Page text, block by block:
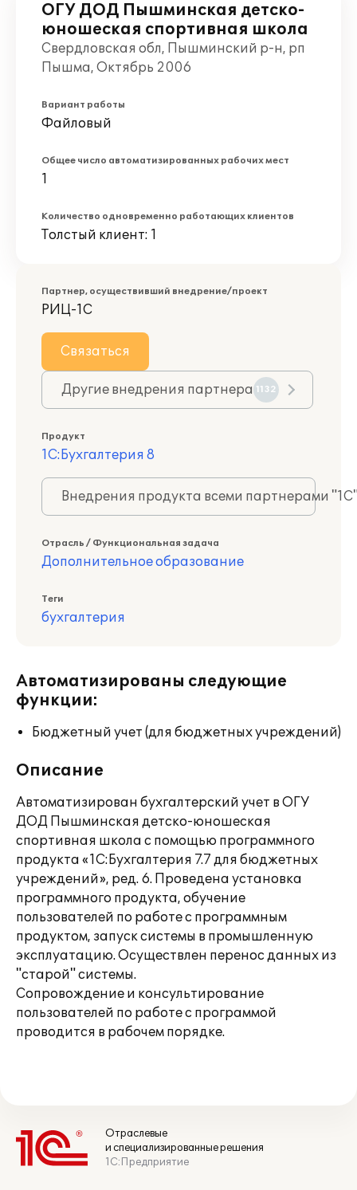
ОГУ ДОД Пышминская детско-
юношеская спортивная школа
Свердловская обл, Пышминский р-н, рп
Пышма, Октябрь 2006
Вариант работы
Файловый
Общее число автоматизированных рабочих мест
1
Количество одновременно работающих клиентов
Толстый клиент: 1
Партнер, осуществивший внедрение/проект
РИЦ-1С
Связаться
Другие внедрения партнера 1132
Продукт
1С:Бухгалтерия 8
Внедрения продукта всеми партнерами
Отрасль / Функциональная задача
Дополнительное образование
Теги
бухгалтерия
Автоматизированы следующие
функции:
Бюджетный учет (для бюджетных учреждений)
Описание
Автоматизирован бухгалтерский учет в ОГУ
ДОД Пышминская детско-юношеская
спортивная школа с помощью программного
продукта «1С:Бухгалтерия 7.7 для бюджетных
учреждений», ред. 6. Проведена установка
программного продукта, обучение
пользователей по работе с программным
продуктом, запуск системы в промышленную
эксплуатацию. Осуществлен перенос данных из
"старой" системы.
Сопровождение и консультирование
пользователей по работе с программой
проводится в рабочем порядке.
Отраслевые
и специализированные решения
1С:Предприятие